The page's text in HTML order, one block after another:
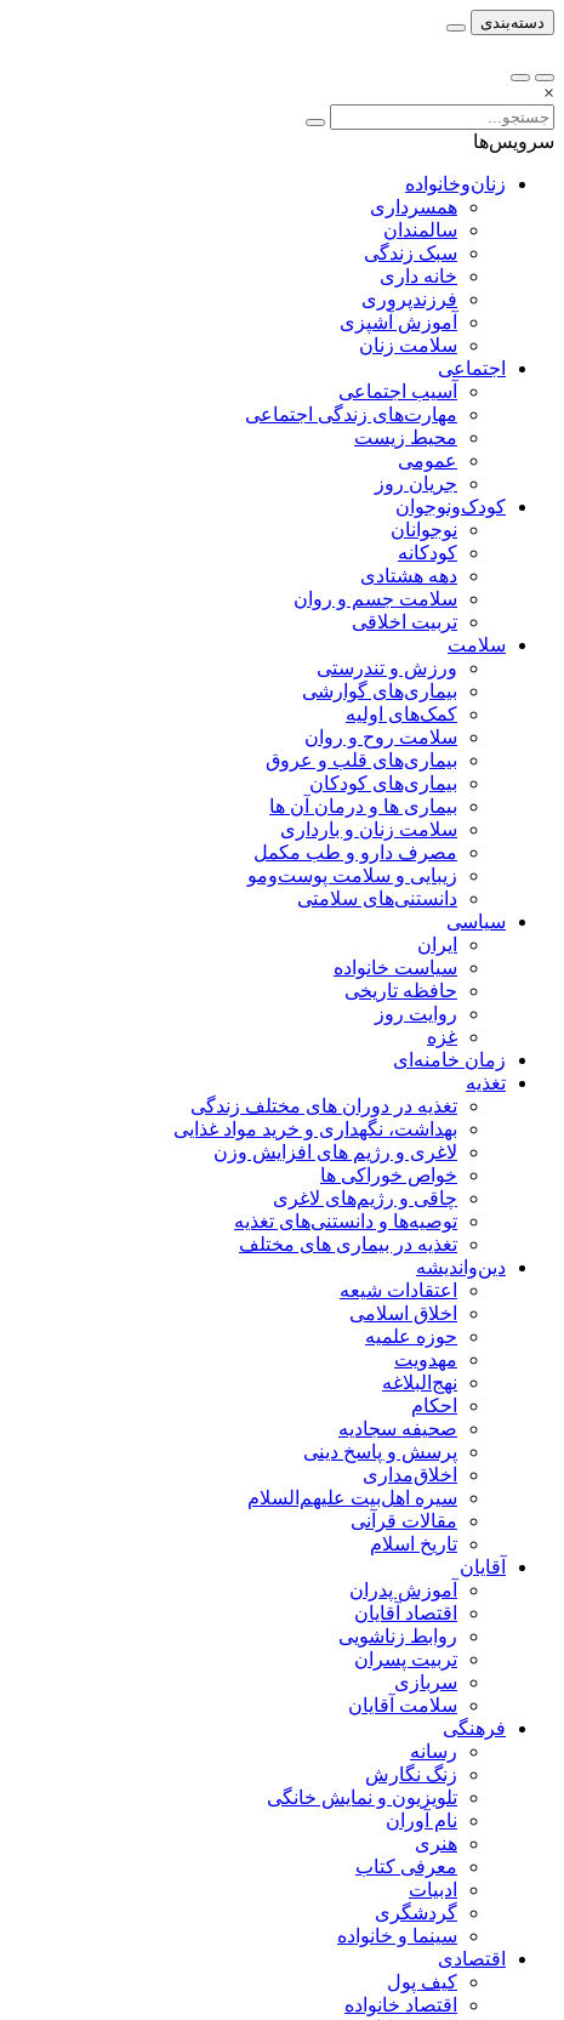
دسته‌بندی
×
سرویس‌ها
زنان‌وخانواده
همسرداری
سالمندان
سبک زندگی
خانه داری
فرزندپروری
آموزش آشپزی
سلامت زنان
اجتماعی
آسیب اجتماعی
مهارت‌های زندگی اجتماعی
محیط زیست
عمومی
جریان روز
کودک‌ونوجوان
نوجوانان
کودکانه
دهه هشتادی
سلامت جسم و روان
تربیت اخلاقی
سلامت
ورزش و تندرستی
بیماری‌های گوارشی
کمک‌های اولیه
سلامت روح و روان
بیماری‌های قلب و عروق
بیماری‌های کودکان
بیماری ها و درمان آن ها
سلامت زنان و بارداری
مصرف دارو و طب مکمل
زیبایی و سلامت پوست‌ومو
دانستنی‌های سلامتی
سیاسی
ایران
سیاست خانواده
حافظه تاریخی
روایت روز
غزه
زمان خامنه‌ای
تغذیه
تغذیه در دوران های مختلف زندگی
بهداشت، نگهداری و خرید مواد غذایی
لاغری و رژیم های افزایش وزن
خواص خوراكی ها
چاقی و رژیم‌های لاغری
توصیه‌ها و دانستنی‌های تغذیه
تغذیه در بیماری های مختلف
دین‌واندیشه
اعتقادات شیعه
اخلاق اسلامی
حوزه علمیه
مهدویت
نهج‌البلاغه
احکام
صحیفه سجادیه
پرسش و پاسخ دینی
اخلاق‌مداری
سیره اهل‌بیت علیهم‌السلام
مقالات قرآنی
تاریخ اسلام
آقایان
آموزش پدران
اقتصاد آقایان
روابط زناشویی
تربیت پسران
سربازی
سلامت آقایان
فرهنگی
رسانه
زنگ نگارش
تلویزیون و نمایش خانگی
نام آوران
هنری
معرفی کتاب
ادبیات
گردشگری
سینما و خانواده
اقتصادی
کیف پول
اقتصاد خانواده